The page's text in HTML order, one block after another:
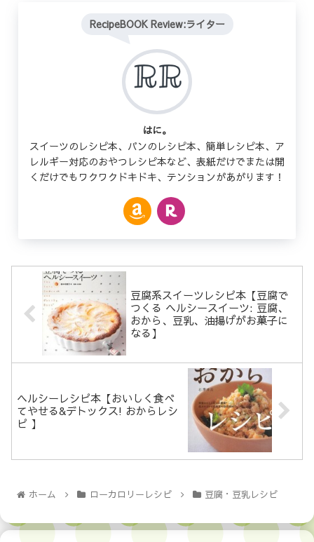
RecipeBOOK Review:ライター
はに。
スイーツのレシピ本、パンのレシピ本、簡単レシピ本、ア
レルギー対応のおやつレシピ本など、表紙だけでまたは開
くだけでもワクワクドキドキ、テンションがあがります！
豆腐系スイーツレシピ本【豆腐で
つくる ヘルシースイーツ: 豆腐、
おから、豆乳、油揚げがお菓子に
なる】
ヘルシーレシピ本【おいしく食べ
てやせる&デトックス! おからレシ
ピ 】
ホーム ローカロリーレシピ 豆腐・豆乳レシピ